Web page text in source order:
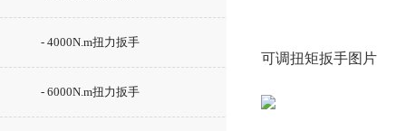
- 4000N.m扭力扳手
- 6000N.m扭力扳手
可调扭矩扳手图片